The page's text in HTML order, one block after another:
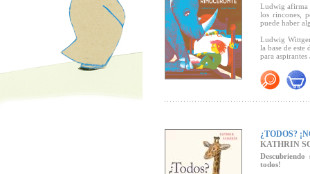
Ludwig afirma
los rincones,
puede haber
Ludwig
la base de
para
Premio
¿TODOS?
KATHRIN
todos!